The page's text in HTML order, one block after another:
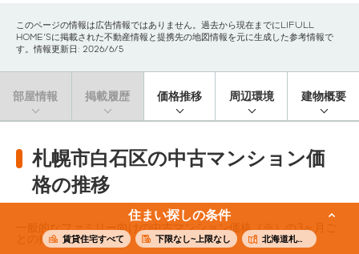
住まい探しの条件
賃貸住宅すべて 下限なし~上限なし 北海道札幌市白石区
このページの情報は広告情報ではありません。過去から現在までにLIFULL
HOME'Sに掲載された不動産情報と提携先の地図情報を元に生成した参考情報で
す。情報更新日: 2026/6/5
部屋情報 掲載履歴 価格推移 周辺環境 建物概要
札幌市白石区の中古マンション価
格の推移
一般的なファミリー向けの中古マンション価格（※）の3ヶ月ご
との推移です。